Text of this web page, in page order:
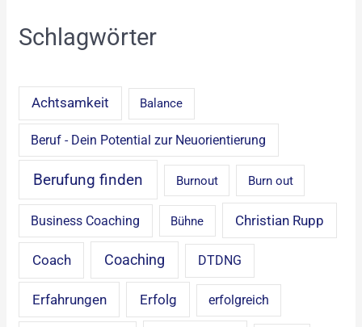
Schlagwörter
Achtsamkeit Balance
Beruf - Dein Potential zur Neuorientierung
Berufung finden Burnout Burn out
Business Coaching Bühne Christian Rupp
Coach Coaching DTDNG
Erfahrungen Erfolg erfolgreich